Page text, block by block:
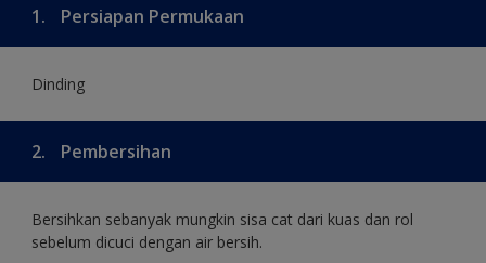
1. Persiapan Permukaan
Dinding
2. Pembersihan
Bersihkan sebanyak mungkin sisa cat dari kuas dan rol
sebelum dicuci dengan air bersih.